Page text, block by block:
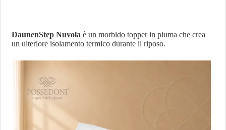
DaunenStep Nuvolaè un morbido topper in piuma che crea
un ulteriore isolamento termico durante il riposo.